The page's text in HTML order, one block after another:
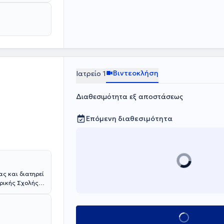
και διατηρεί
Σχολής
και στην
θέμα
του
Ιατρείο 1 Βιντεοκλήση
Διαθεσιμότητα εξ αποστάσεως
Επόμενη διαθεσιμότητα
Κλείσε ραντεβού